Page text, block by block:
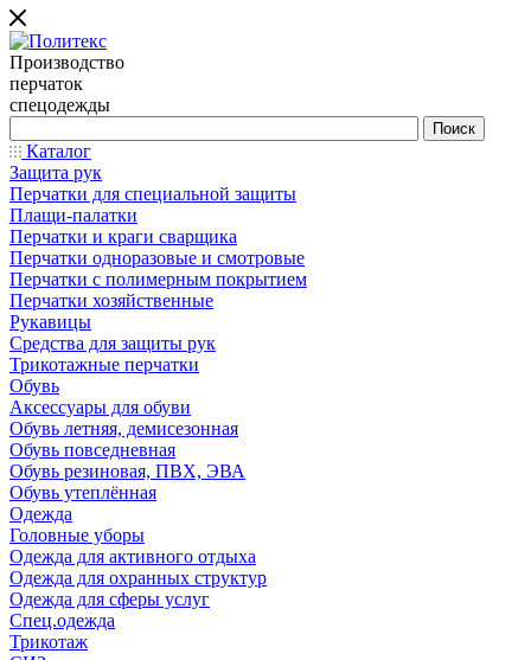
Производство
перчаток
спецодежды
Каталог
Защита рук
Перчатки для специальной защиты
Плащи-палатки
Перчатки и краги сварщика
Перчатки одноразовые и смотровые
Перчатки с полимерным покрытием
Перчатки хозяйственные
Рукавицы
Средства для защиты рук
Трикотажные перчатки
Обувь
Аксессуары для обуви
Обувь летняя, демисезонная
Обувь повседневная
Обувь резиновая, ПВХ, ЭВА
Обувь утеплённая
Одежда
Головные уборы
Одежда для активного отдыха
Одежда для охранных структур
Одежда для сферы услуг
Спец.одежда
Трикотаж